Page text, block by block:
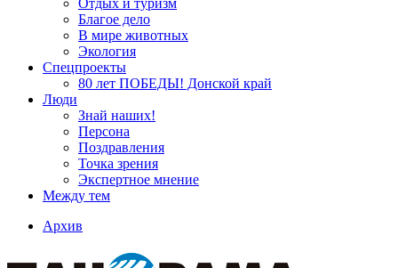
Отдых и туризм
Благое дело
В мире животных
Экология
Спецпроекты
80 лет ПОБЕДЫ! Донской край
Люди
Знай наших!
Персона
Поздравления
Точка зрения
Экспертное мнение
Между тем
Архив